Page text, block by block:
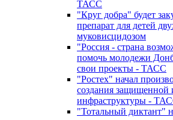
ТАСС
"Круг добра" будет
препарат для детей
муковисцидозом
"Россия - страна
помочь молодежи
свои проекты - ТАСС
"Ростех" начал
создания
инфраструктуры -
"Тотальный диктант"